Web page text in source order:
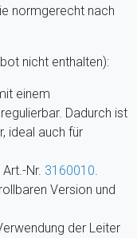
normgerecht nach
nicht enthalten):
einem
Dadurch ist
ideal auch für
Nr. 3160010
Version und
der Leiter